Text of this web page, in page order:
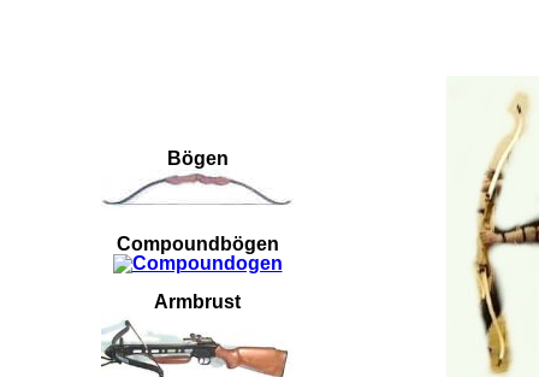
Bögen
Compoundbögen
Armbrust